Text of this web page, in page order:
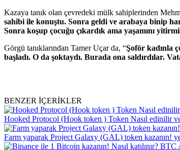
Kazaya tanık olan çevredeki mülk sahiplerinden
sahibi ile konuştu. Sonra geldi ve arabaya binip
Sonra koşup çocuğu çıkardık ama yaşamını
Görgü tanıklarından Tamer Uçar da, “Şoför kadınla
başladı. O da şoktaydı. Burada ona saldırdılar.
BENZER İÇERİKLER
Hooked Protocol (Hook token ) Token Nasıl edinilir ve
Farm yaparak Project Galaxy (GAL) token kazanın!